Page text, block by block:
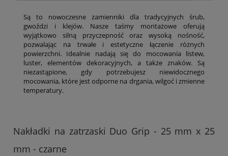
Są to nowoczesne zamienniki dla tradycyjnych śrub,
gwoździ i klejów. Nasze taśmy montażowe oferują
wyjątkowo silną przyczepność oraz wysoką nośność,
pozwalając na trwałe i estetyczne łączenie różnych
powierzchni. Idealnie nadają się do mocowania listew,
luster, elementów dekoracyjnych, a także znaków. Są
niezastąpione, gdy potrzebujesz niewidocznego
mocowania, które jest odporne na drgania, wilgoć i zmienne
temperatury.
Nakładki na zatrzaski Duo Grip - 25 mm x 25
mm - czarne